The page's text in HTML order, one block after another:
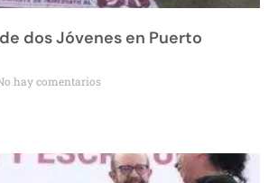
dos Jóvenes en Puerto
hay comentarios